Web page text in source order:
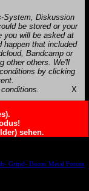
System, Diskussion
be stored or your
you will be asked at
that included
Bandcamp or
other others. We'll
by clicking
X
sehen.
Grind- Doom Metal Forum